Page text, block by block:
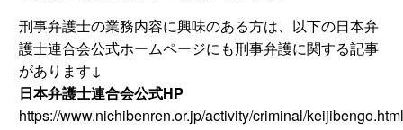
刑事弁護士の業務内容に興味のある方は、以下の日本弁
護士連合会公式ホームページにも刑事弁護に関する記事
があります↓
日本弁護士連合会公式HP
https://www.nichibenren.or.jp/activity/criminal/